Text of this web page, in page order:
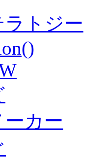
トジー
ーカー